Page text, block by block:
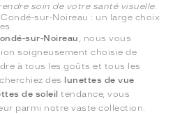
soin de votre santé visuelle.
sur-Noireau : un large choix
sur-Noireau
, nous vous
soigneusement choisie de
à tous les goûts et tous les
des lunettes de vue
de soleil tendance, vous
parmi notre vaste collection.